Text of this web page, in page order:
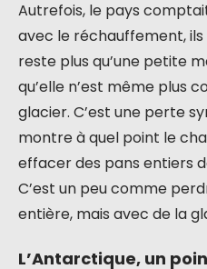
Autrefois, le pays
avec le réchauffement,
reste plus qu’une petite
qu’elle n’est même plus
glacier. C’est une perte
montre à quel point le
effacer des pans entiers
C’est un peu comme
entière, mais avec de la
L’Antarctique, un